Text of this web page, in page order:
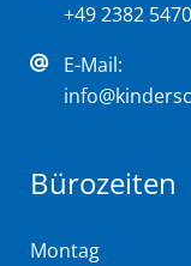
+49 2382
E-Mail:
Bürozeiten
Montag